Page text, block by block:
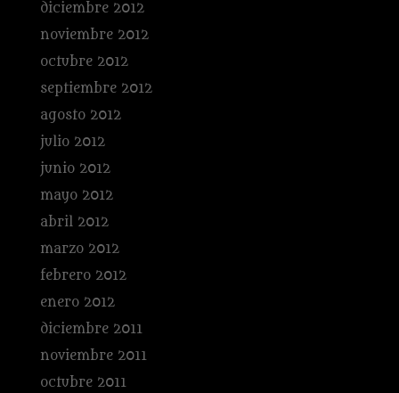
diciembre 2012
noviembre 2012
octubre 2012
septiembre 2012
agosto 2012
julio 2012
junio 2012
mayo 2012
abril 2012
marzo 2012
febrero 2012
enero 2012
diciembre 2011
noviembre 2011
octubre 2011